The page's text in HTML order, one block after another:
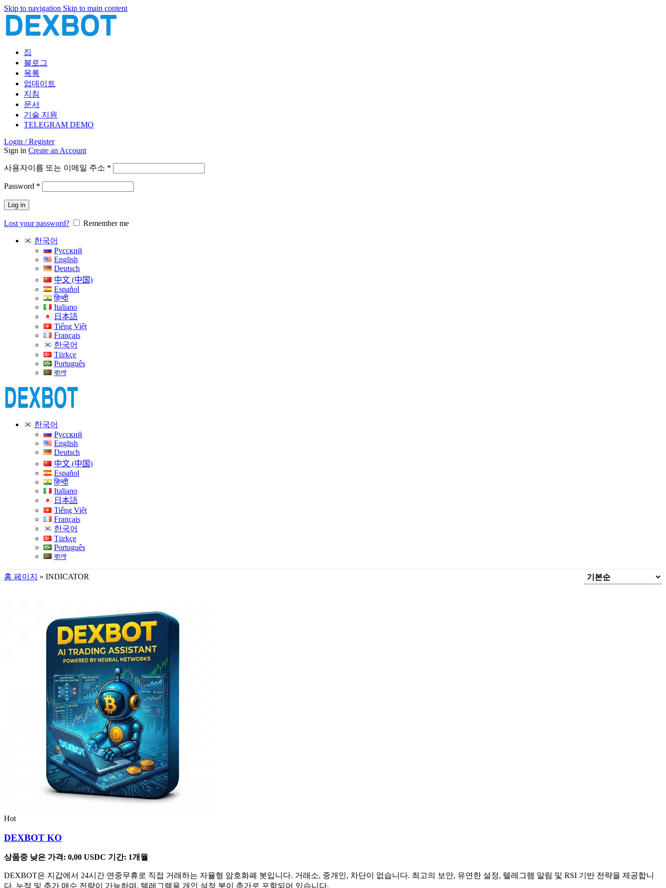
Skip to navigation Skip to main content
집
블로그
목록
업데이트
지침
문서
기술 지원
TELEGRAM DEMO
Login / Register
Sign in Create an Account
사용자이름 또는 이메일 주소 *
Password *
Log in
Lost your password? Remember me
한국어
Русский
English
Deutsch
中文 (中国)
Español
हिन्दी
Italiano
日本語
Tiếng Việt
Français
한국어
Türkçe
Português
বাংলা
한국어
Русский
English
Deutsch
中文 (中国)
Español
हिन्दी
Italiano
日本語
Tiếng Việt
Français
한국어
Türkçe
Português
বাংলা
홈 페이지 » INDICATOR
Hot
DEXBOT KO
상품중 낮은 가격: 0,00 USDC 기간: 1개월
DEXBOT은 지갑에서 24시간 연중무휴로 직접 거래하는 자율형 암호화폐 봇입니다. 거래소, 중개인, 차단이 없습니다. 최고의 보안, 유연한 설정, 텔레그램 알림 및 RSI 기반 전략을 제공합니
다. 누적 및 추가 매수 전략이 가능하며, 텔레그램용 개인 설정 봇이 추가로 포함되어 있습니다.